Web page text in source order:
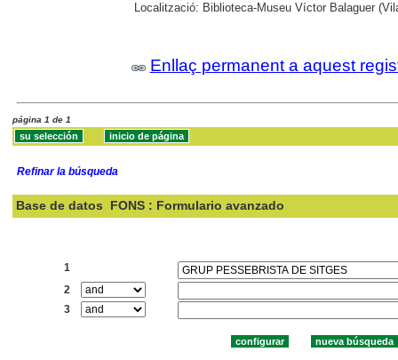
Localització: Biblioteca-Museu Víctor Balaguer
Enllaç permanent a aquest
página 1 de 1
Refinar la búsqueda
Base de datos FONS : Formulario avanzado
1
2
3